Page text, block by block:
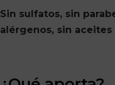
Sin sulfatos, sin
alérgenos, sin